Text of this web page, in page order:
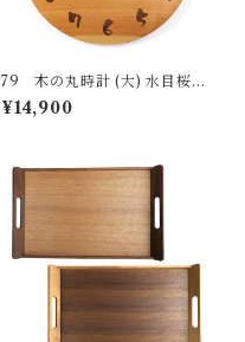
79 木の丸時計 (大) 水目桜
国産 一点物 SWING オリジナ
ル 無垢 新築祝い 結婚祝い ナ
¥14,900